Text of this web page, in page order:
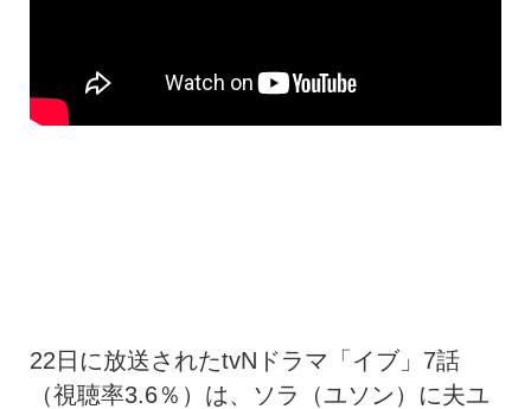
22日に放送されたtvNドラマ「イブ」7話
（視聴率3.6％）は、ソラ（ユソン）に夫ユ